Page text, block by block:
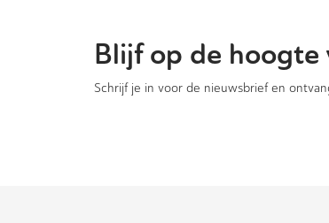
Blijf op de
Schrijf je in voor de nieuwsbrief en